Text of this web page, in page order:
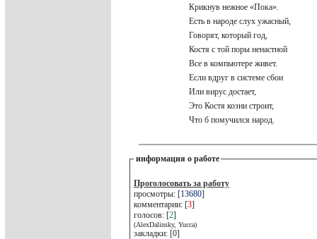
Крикнув нежное «Пока».
Есть в народе слух ужасный,
Говорят, который год,
Костя с той поры ненастной
Все в компьютере живет.
Если вдруг в системе сбои
Или вирус достает,
Это Костя козни строит,
Что б помучился народ.
информация о работе
Проголосовать за работу
просмотры: [13680]
комментарии: [3]
голосов: [2]
(AlexDalinsky, Yucca)
закладки: [0]